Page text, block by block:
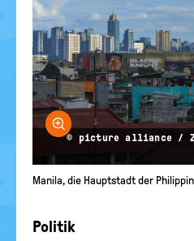
Bild vergrößern
© picture alliance /
Manila, die Hauptstadt der
Politik